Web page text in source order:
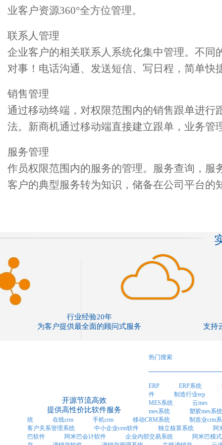
业客户资源360°全方位管理。
联系人管理
企业客户的相关联系人系统化集中管理。不
对事！电话沟通、发送短信、写日程，简单快
销售管理
通过移动终端，对权限范围内的销售跟单进
法。新商机通过移动端直接建立跟单，业务管
服务管理
作员权限范围内的服务的管理。服务查询，
客户的典型服务转为知识，储备在公司平台的
行业经验20年
为客户提供最全面的顾问式服务
支持
开源节流高效
提供高性价比软件服务
热门搜索
ERP ERP系统
件
制造行业erp
MES系统
云mes
mes系统
塑胶mes系统
统
在线crm 手机crm 移动CRM系统
制造业crm
客户关系管理系统
中小企业crm软件 独立核算系统
阿
巴软件
阿米巴会计软件 企业内部交易系统
阿米巴模